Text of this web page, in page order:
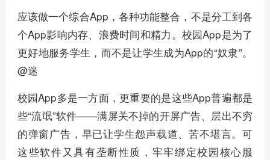
应该做一个综合App，各种功能整合，不是分工到各
个App影响内存、浪费时间和精力。校园App是为了
更好地服务学生，而不是让学生成为App的“奴隶”。
@迷
校园App多是一方面，更重要的是这些App普遍都是
些“流氓”软件——满屏关不掉的开屏广告、层出不穷
的弹窗广告，早已让学生怨声载道、苦不堪言。可
这些软件又具有垄断性质，牢牢绑定校园核心服